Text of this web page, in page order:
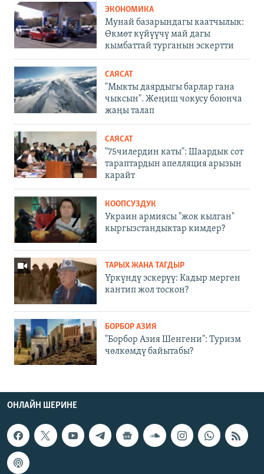
ЭКОНОМИКА
Мунай базарындагы каатчылык:
Өкмөт күйүүчү май дагы
кымбаттай турганын эскертти
САЯСАТ
"Мыкты даярдыгы барлар гана
чыксын". Жеңиш чокусу боюнча
жаңы талап
САЯСАТ
"75чилердин каты": Шаардык сот
тараптардын апелляция арызын
карайт
КООПСУЗДУК
Украин армиясы "жок кылган"
кыргызстандыктар кимдер?
ТАРЫХ ЖАНА ТАГДЫР
Үркүндү эскерүү: Кадыр мерген
кантип жол тоскон?
БОРБОР АЗИЯ
"Борбор Азия Шенгени": Туризм
чөлкөмдү байытабы?
ОНЛАЙН ШЕРИНЕ